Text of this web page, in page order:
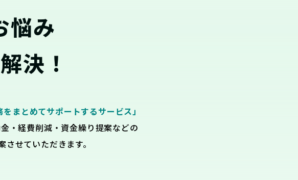
悩み
決！
まとめてサポートするサービス」
・経費削減・資金繰り提案などの
させていただきます。